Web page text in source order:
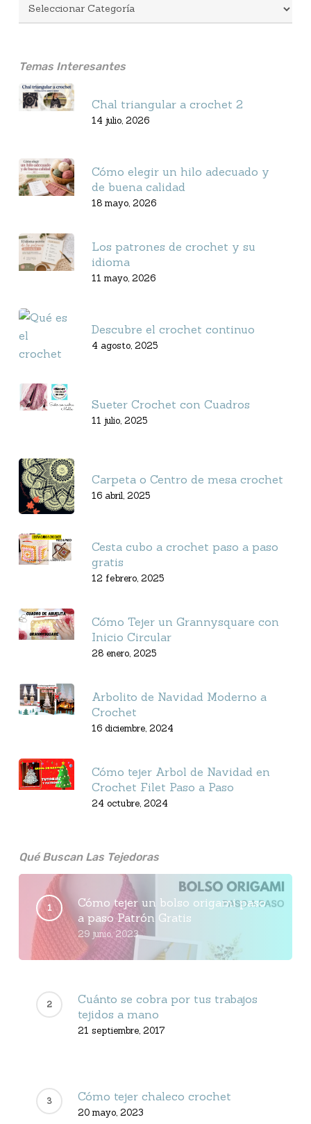
Temas Interesantes
Chal triangular a crochet 2
14 julio, 2026
Cómo elegir un hilo adecuado y
de buena calidad
18 mayo, 2026
Los patrones de crochet y su
idioma
11 mayo, 2026
Descubre el crochet continuo
4 agosto, 2025
Sueter Crochet con Cuadros
11 julio, 2025
Carpeta o Centro de mesa crochet
16 abril, 2025
Cesta cubo a crochet paso a paso
gratis
12 febrero, 2025
Cómo Tejer un Grannysquare con
Inicio Circular
28 enero, 2025
Arbolito de Navidad Moderno a
Crochet
16 diciembre, 2024
Cómo tejer Arbol de Navidad en
Crochet Filet Paso a Paso
24 octubre, 2024
Qué Buscan Las Tejedoras
Cómo tejer un bolso origami paso
a paso Patrón Gratis
29 junio, 2023
Cuánto se cobra por tus trabajos
tejidos a mano
21 septiembre, 2017
Cómo tejer chaleco crochet
20 mayo, 2023